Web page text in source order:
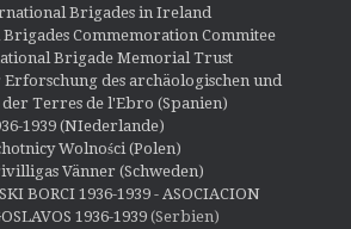
Brigades in Ireland
Commemoration Commitee
Brigade Memorial Trust
des archäologischen und
Terres de l'Ebro (Spanien)
1939 (NIederlande)
Wolności (Polen)
Vänner (Schweden)
BORCI 1936-1939 - ASOCIACION
1936-1939 (Serbien)